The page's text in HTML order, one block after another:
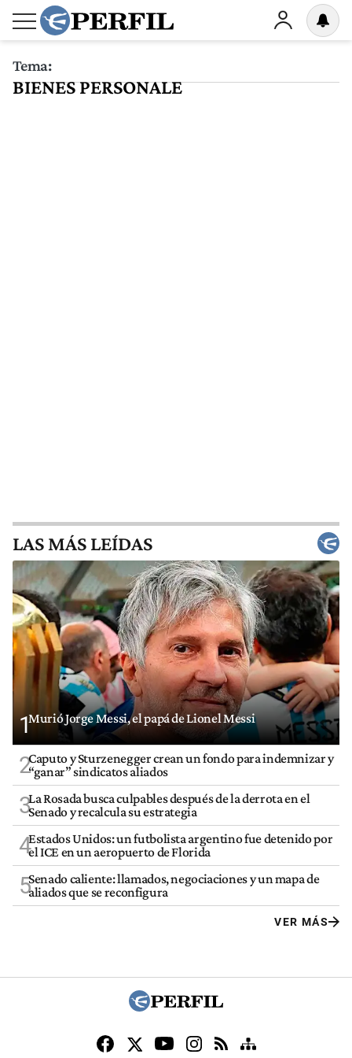
Tema:
BIENES PERSONALE
LAS MÁS LEÍDAS
1Murió Jorge Messi, el papá de Lionel Messi
2Caputo y Sturzenegger crean un fondo para indemnizar y
“ganar” sindicatos aliados
3La Rosada busca culpables después de la derrota en el
Senado y recalcula su estrategia
4Estados Unidos: un futbolista argentino fue detenido por
el ICE en un aeropuerto de Florida
5Senado caliente: llamados, negociaciones y un mapa de
aliados que se reconfigura
VER MÁS